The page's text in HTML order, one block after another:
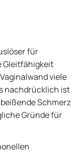
für
Gleitfähigkeit
viele
nachdrücklich ist
Schmerz
Gründe für